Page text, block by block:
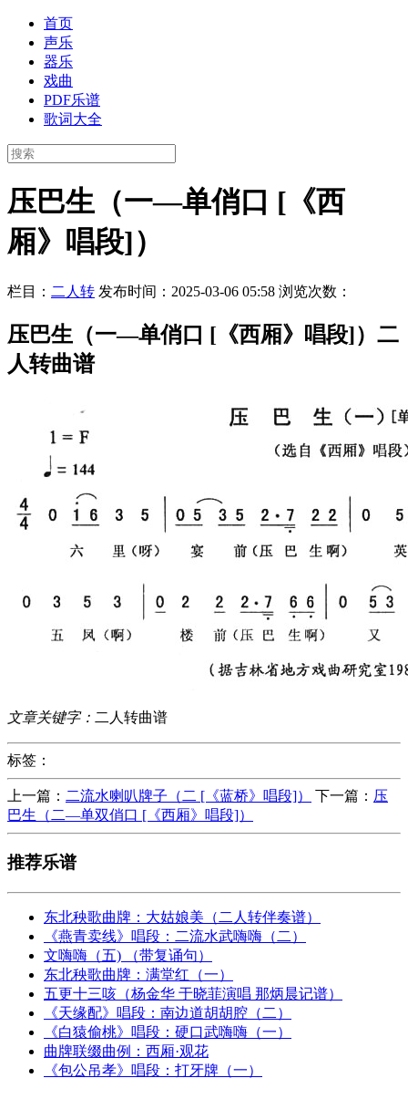
首页
声乐
器乐
戏曲
PDF乐谱
歌词大全
压巴生（一—单俏口 [《西
厢》唱段]）
栏目： 二人转 发布时间：2025-03-06 05:58 浏览次数：
压巴生（一—单俏口 [《西厢》唱段]）二
人转曲谱
文章关键字： 二人转曲谱
标签：
上一篇： 二流水喇叭牌子（二 [《蓝桥》唱段]） 下一篇： 压
巴生（二—单双俏口 [《西厢》唱段]）
推荐乐谱
东北秧歌曲牌：大姑娘美（二人转伴奏谱）
《燕青卖线》唱段：二流水武嗨嗨（二）
文嗨嗨（五) （带复诵句）
东北秧歌曲牌：满堂红（一）
五更十三咳（杨金华 于晓菲演唱 那炳晨记谱）
《天缘配》唱段：南边道胡胡腔（二）
《白猿偷桃》唱段：硬口武嗨嗨（一）
曲牌联缀曲例：西厢·观花
《包公吊孝》唱段：打牙牌（一）